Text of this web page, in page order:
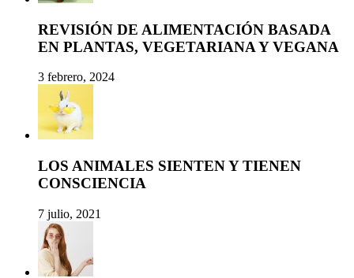
REVISIÓN DE ALIMENTACIÓN BASADA
EN PLANTAS, VEGETARIANA Y VEGANA
3 febrero, 2024
LOS ANIMALES SIENTEN Y TIENEN
CONSCIENCIA
7 julio, 2021